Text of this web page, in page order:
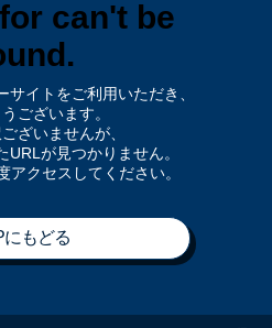
サイトをご利用いただき、
ございます。
ざいませんが、
URLが見つかりません。
アクセスしてください。
にもどる